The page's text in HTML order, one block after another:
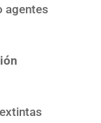
agentes